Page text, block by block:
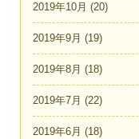
2019年10月 (20)
2019年9月 (19)
2019年8月 (18)
2019年7月 (22)
2019年6月 (18)